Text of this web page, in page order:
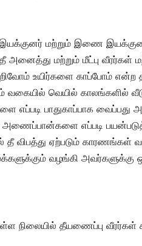
இயக்குனர் மற்றும் இணை
மற்றும் மீட்பு வீரர்கள்
உயிர்களை காப்போம் என்ற
வகையில் வெயில் காலங்களில்
எப்படி பாதுகாப்பாக
எப்படி
தீ விபத்து ஏற்படும் காரணங்கள்
வழங்கி அவர்களுக்கு
நிலையில் தீயணைப்பு